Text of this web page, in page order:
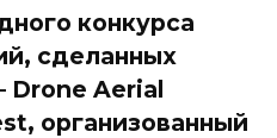
конкурса
сделанных
Drone Aerial
организованный